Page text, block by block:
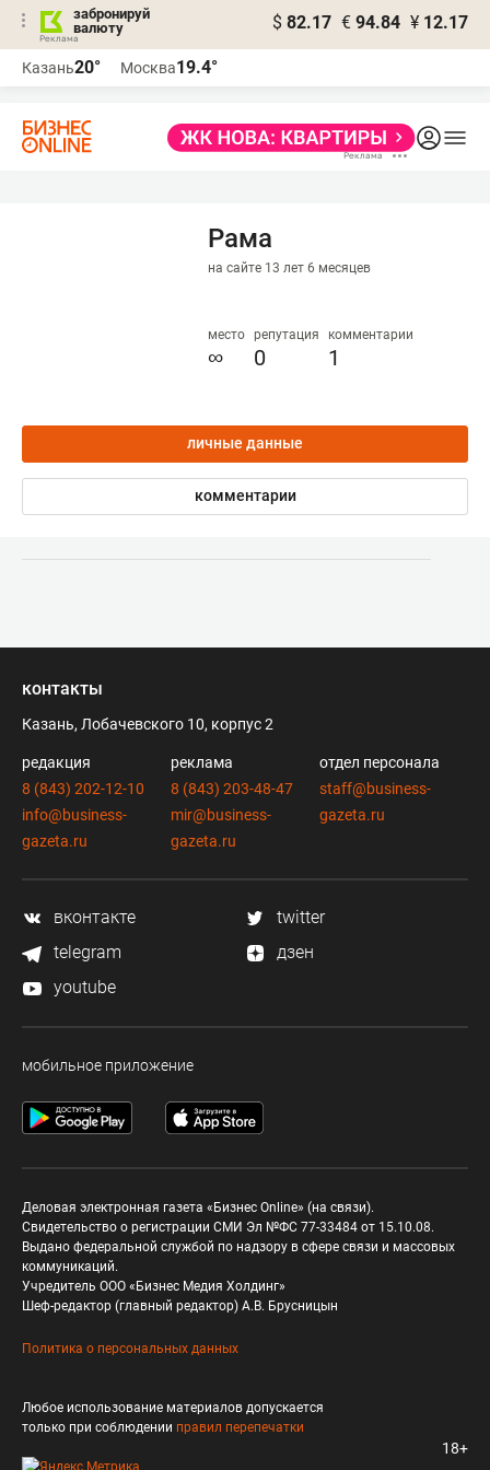
забронируй
валюту
$ 82.17 € 94.84 ¥ 12.17
Казань20° Москва19.4°
Рама
на сайте 13 лет 6 месяцев
место
∞
репутация
0
комментарии
1
личные данные
комментарии
контакты
Казань, Лобачевского 10, корпус 2
редакция
8 (843) 202-12-10
info@business-
gazeta.ru
реклама
8 (843) 203-48-47
mir@business-
gazeta.ru
отдел персонала
staff@business-
gazeta.ru
вконтакте
twitter
telegram
дзен
youtube
мобильное приложение
Деловая электронная газета «Бизнес Online» (на связи).
Свидетельство о регистрации СМИ Эл №ФС 77-33484 от 15.10.08.
Выдано федеральной службой по надзору в сфере связи и массовых
коммуникаций.
Учредитель ООО «Бизнес Медия Холдинг»
Шеф-редактор (главный редактор) А.В. Брусницын
Политика о персональных данных
Любое использование материалов допускается
только при соблюдении правил перепечатки
18+